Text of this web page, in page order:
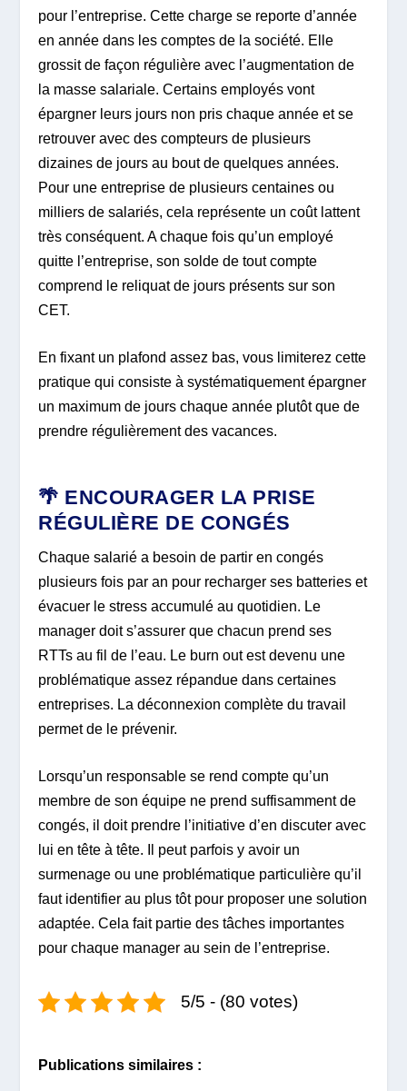
pour l’entreprise. Cette charge se reporte d’année
en année dans les comptes de la société. Elle
grossit de façon régulière avec l’augmentation de
la masse salariale. Certains employés vont
épargner leurs jours non pris chaque année et se
retrouver avec des compteurs de plusieurs
dizaines de jours au bout de quelques années.
Pour une entreprise de plusieurs centaines ou
milliers de salariés, cela représente un coût lattent
très conséquent. A chaque fois qu’un employé
quitte l’entreprise, son solde de tout compte
comprend le reliquat de jours présents sur son
CET.
En fixant un plafond assez bas, vous limiterez cette
pratique qui consiste à systématiquement épargner
un maximum de jours chaque année plutôt que de
prendre régulièrement des vacances.
🌴 ENCOURAGER LA PRISE
RÉGULIÈRE DE CONGÉS
Chaque salarié a besoin de partir en congés
plusieurs fois par an pour recharger ses batteries et
évacuer le stress accumulé au quotidien. Le
manager doit s’assurer que chacun prend ses
RTTs au fil de l’eau. Le burn out est devenu une
problématique assez répandue dans certaines
entreprises. La déconnexion complète du travail
permet de le prévenir.
Lorsqu’un responsable se rend compte qu’un
membre de son équipe ne prend suffisamment de
congés, il doit prendre l’initiative d’en discuter avec
lui en tête à tête. Il peut parfois y avoir un
surmenage ou une problématique particulière qu’il
faut identifier au plus tôt pour proposer une solution
adaptée. Cela fait partie des tâches importantes
pour chaque manager au sein de l’entreprise.
5/5 - (80 votes)
Publications similaires :